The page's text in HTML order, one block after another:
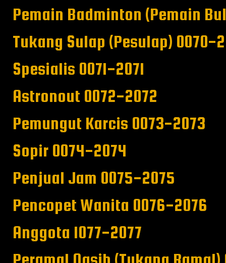
Pemain Badminton (Pemain
Tukang Sulap (Pesulap) 0070-
Spesialis 0071-2071
Astronout 0072-2072
Pemungut Karcis 0073-2073
Sopir 0074-2074
Penjual Jam 0075-2075
Pencopet Wanita 0076-2076
Anggota 1077-2077